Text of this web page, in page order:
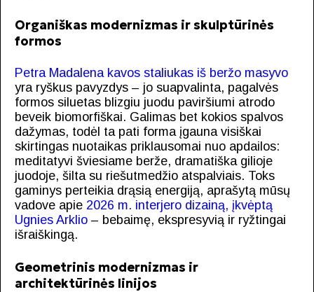
Organiškas modernizmas ir skulptūrinės
formos
Petra Madalena kavos staliukas iš beržo masyvo
yra ryškus pavyzdys – jo suapvalinta, pagalvės
formos siluetas blizgiu juodu paviršiumi atrodo
beveik biomorfiškai. Galimas bet kokios spalvos
dažymas, todėl ta pati forma įgauna visiškai
skirtingas nuotaikas priklausomai nuo apdailos:
meditatyvi šviesiame berže, dramatiška gilioje
juodoje, šilta su riešutmedžio atspalviais. Toks
gaminys perteikia drąsią energiją, aprašytą mūsų
vadove apie 2026 m. interjero dizainą, įkvėptą
Ugnies Arklio – bebaimę, ekspresyvią ir ryžtingai
išraiškingą.
Geometrinis modernizmas ir
architektūrinės linijos